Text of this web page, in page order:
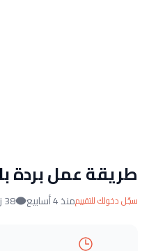
طريقة عمل بردة
سجّل دخولك للتقييممنذ 4 أسابيع 38 زيارات